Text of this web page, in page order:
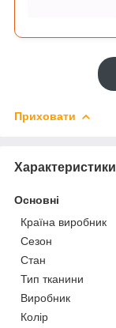
Приховати
Характеристики
Основні
Країна виробник
Сезон
Стан
Тип тканини
Виробник
Колір